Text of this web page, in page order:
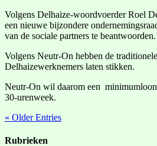
Volgens Delhaize-woordvoerder Roel
een nieuwe bijzondere
van de sociale partners te beantwoorden.
Volgens Neutr-On hebben de
Delhaizewerknemers laten stikken.
Neutr-On wil daarom een minimumloon
30-urenweek.
« Older Entries
Rubrieken